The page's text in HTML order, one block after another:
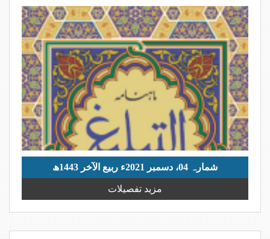
شمارہ 04، دسمبر 2021ء ربیع الآخر 1443ھ
مزید تفصیلات